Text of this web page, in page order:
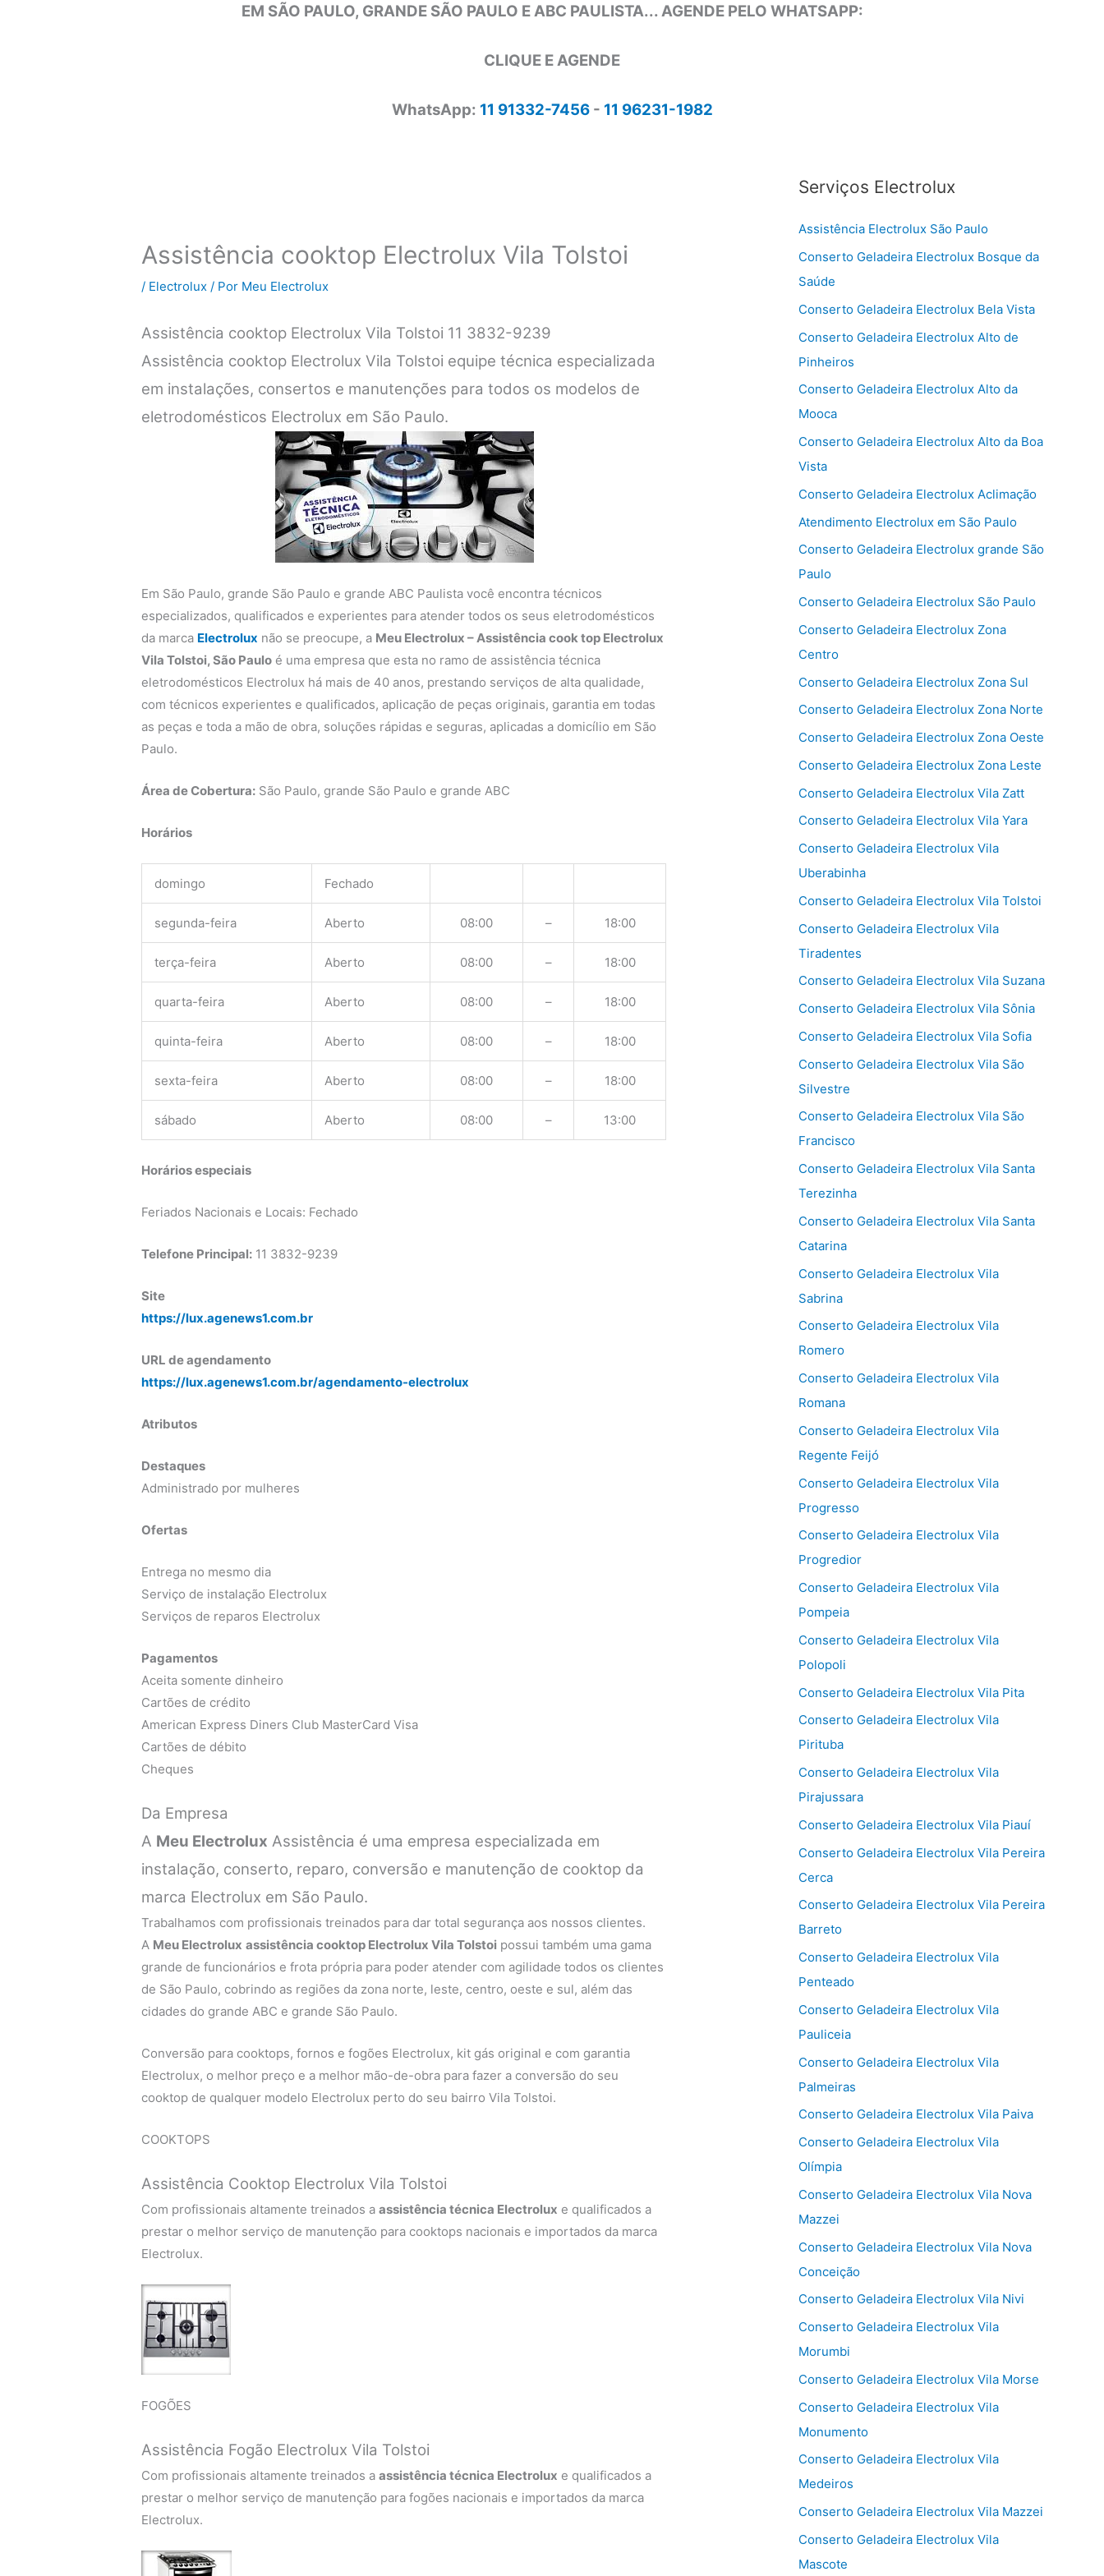
EM SÃO PAULO, GRANDE SÃO PAULO E ABC PAULISTA... AGENDE PELO WHATSAPP:
CLIQUE E AGENDE
WhatsApp: 11 91332-7456- 11 96231-1982
Assistência cooktop Electrolux Vila Tolstoi
/ Electrolux / Por Meu Electrolux
Assistência cooktop Electrolux Vila Tolstoi 11 3832-9239
Assistência cooktop Electrolux Vila Tolstoi equipe técnica especializada
em instalações, consertos e manutenções para todos os modelos de
eletrodomésticos Electrolux em São Paulo.
Em São Paulo, grande São Paulo e grande ABC Paulista você encontra técnicos
especializados, qualificados e experientes para atender todos os seus eletrodomésticos
da marca Electrolux não se preocupe, a Meu Electrolux – Assistência cook top Electrolux
Vila Tolstoi, São Paulo é uma empresa que esta no ramo de assistência técnica
eletrodomésticos Electrolux há mais de 40 anos, prestando serviços de alta qualidade,
com técnicos experientes e qualificados, aplicação de peças originais, garantia em todas
as peças e toda a mão de obra, soluções rápidas e seguras, aplicadas a domicílio em São
Paulo.
Área de Cobertura: São Paulo, grande São Paulo e grande ABC
Horários
domingo Fechado
segunda-feira Aberto 08:00 – 18:00
terça-feira Aberto 08:00 – 18:00
quarta-feira Aberto 08:00 – 18:00
quinta-feira Aberto 08:00 – 18:00
sexta-feira Aberto 08:00 – 18:00
sábado Aberto 08:00 – 13:00
Horários especiais
Feriados Nacionais e Locais: Fechado
Telefone Principal: 11 3832-9239
Site
https://lux.agenews1.com.br
URL de agendamento
https://lux.agenews1.com.br/agendamento-electrolux
Atributos
Destaques
Administrado por mulheres
Ofertas
Entrega no mesmo dia
Serviço de instalação Electrolux
Serviços de reparos Electrolux
Pagamentos
Aceita somente dinheiro
Cartões de crédito
American Express Diners Club MasterCard Visa
Cartões de débito
Cheques
Da Empresa
A Meu Electrolux Assistência é uma empresa especializada em
instalação, conserto, reparo, conversão e manutenção de cooktop da
marca Electrolux em São Paulo.
Trabalhamos com profissionais treinados para dar total segurança aos nossos clientes.
A Meu Electrolux assistência cooktop Electrolux Vila Tolstoi possui também uma gama
grande de funcionários e frota própria para poder atender com agilidade todos os clientes
de São Paulo, cobrindo as regiões da zona norte, leste, centro, oeste e sul, além das
cidades do grande ABC e grande São Paulo.
Conversão para cooktops, fornos e fogões Electrolux, kit gás original e com garantia
Electrolux, o melhor preço e a melhor mão-de-obra para fazer a conversão do seu
cooktop de qualquer modelo Electrolux perto do seu bairro Vila Tolstoi.
COOKTOPS
Assistência Cooktop Electrolux Vila Tolstoi
Com profissionais altamente treinados aassistência técnica Electrolux e qualificados a
prestar o melhor serviço de manutenção para cooktops nacionais e importados da marca
Electrolux.
FOGÕES
Assistência Fogão Electrolux Vila Tolstoi
Com profissionais altamente treinados aassistência técnica Electrolux e qualificados a
prestar o melhor serviço de manutenção para fogões nacionais e importados da marca
Electrolux.
Serviços Electrolux
Assistência Electrolux São Paulo
Conserto Geladeira Electrolux Bosque da
Saúde
Conserto Geladeira Electrolux Bela Vista
Conserto Geladeira Electrolux Alto de
Pinheiros
Conserto Geladeira Electrolux Alto da
Mooca
Conserto Geladeira Electrolux Alto da Boa
Vista
Conserto Geladeira Electrolux Aclimação
Atendimento Electrolux em São Paulo
Conserto Geladeira Electrolux grande São
Paulo
Conserto Geladeira Electrolux São Paulo
Conserto Geladeira Electrolux Zona
Centro
Conserto Geladeira Electrolux Zona Sul
Conserto Geladeira Electrolux Zona Norte
Conserto Geladeira Electrolux Zona Oeste
Conserto Geladeira Electrolux Zona Leste
Conserto Geladeira Electrolux Vila Zatt
Conserto Geladeira Electrolux Vila Yara
Conserto Geladeira Electrolux Vila
Uberabinha
Conserto Geladeira Electrolux Vila Tolstoi
Conserto Geladeira Electrolux Vila
Tiradentes
Conserto Geladeira Electrolux Vila Suzana
Conserto Geladeira Electrolux Vila Sônia
Conserto Geladeira Electrolux Vila Sofia
Conserto Geladeira Electrolux Vila São
Silvestre
Conserto Geladeira Electrolux Vila São
Francisco
Conserto Geladeira Electrolux Vila Santa
Terezinha
Conserto Geladeira Electrolux Vila Santa
Catarina
Conserto Geladeira Electrolux Vila
Sabrina
Conserto Geladeira Electrolux Vila
Romero
Conserto Geladeira Electrolux Vila
Romana
Conserto Geladeira Electrolux Vila
Regente Feijó
Conserto Geladeira Electrolux Vila
Progresso
Conserto Geladeira Electrolux Vila
Progredior
Conserto Geladeira Electrolux Vila
Pompeia
Conserto Geladeira Electrolux Vila
Polopoli
Conserto Geladeira Electrolux Vila Pita
Conserto Geladeira Electrolux Vila
Pirituba
Conserto Geladeira Electrolux Vila
Pirajussara
Conserto Geladeira Electrolux Vila Piauí
Conserto Geladeira Electrolux Vila Pereira
Cerca
Conserto Geladeira Electrolux Vila Pereira
Barreto
Conserto Geladeira Electrolux Vila
Penteado
Conserto Geladeira Electrolux Vila
Pauliceia
Conserto Geladeira Electrolux Vila
Palmeiras
Conserto Geladeira Electrolux Vila Paiva
Conserto Geladeira Electrolux Vila
Olímpia
Conserto Geladeira Electrolux Vila Nova
Mazzei
Conserto Geladeira Electrolux Vila Nova
Conceição
Conserto Geladeira Electrolux Vila Nivi
Conserto Geladeira Electrolux Vila
Morumbi
Conserto Geladeira Electrolux Vila Morse
Conserto Geladeira Electrolux Vila
Monumento
Conserto Geladeira Electrolux Vila
Medeiros
Conserto Geladeira Electrolux Vila Mazzei
Conserto Geladeira Electrolux Vila
Mascote